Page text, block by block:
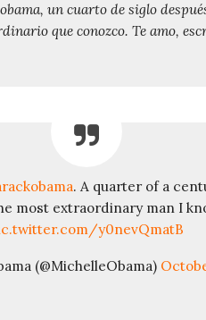
un cuarto de siglo
que conozco. Te amo,
. A quarter of a
most extraordinary man I
y0nevQmatB
(@MichelleObama)